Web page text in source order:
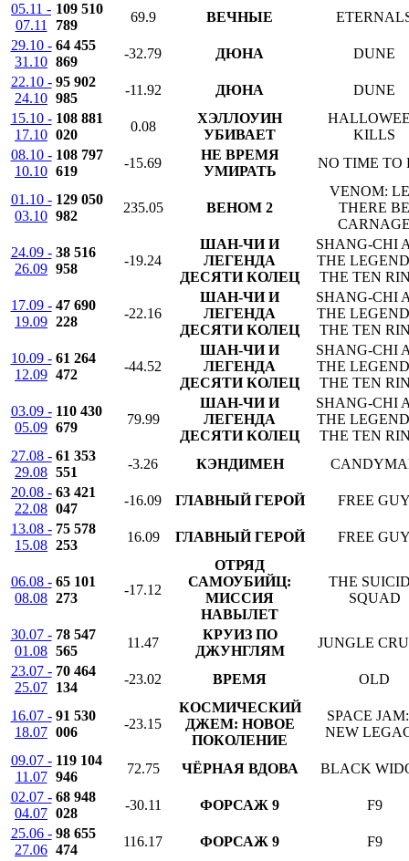
05.11 -
07.11
109 510
789
69.9 ВЕЧНЫЕ
29.10 -
31.10
64 455
869
-32.79 ДЮНА
DUNE
22.10 -
24.10
95 902
985
-11.92 ДЮНА
DUNE
15.10 -
17.10
108 881
020
0.08
ХЭЛЛОУИН
УБИВАЕТ
KILLS
08.10 -
10.10
108 797
619
-15.69
НЕ ВРЕМЯ
УМИРАТЬ
NO TIME TO
01.10 -
03.10
129 050
982
235.05 ВЕНОМ 2
VENOM:
THERE BE
24.09 -
26.09
38 516
958
-19.24
ШАН-ЧИ И
ЛЕГЕНДА
ДЕСЯТИ КОЛЕЦ
SHANG-CHI
THE
THE TEN
17.09 -
19.09
47 690
228
-22.16
ШАН-ЧИ И
ЛЕГЕНДА
ДЕСЯТИ КОЛЕЦ
SHANG-CHI
THE
THE TEN
10.09 -
12.09
61 264
472
-44.52
ШАН-ЧИ И
ЛЕГЕНДА
ДЕСЯТИ КОЛЕЦ
SHANG-CHI
THE
THE TEN
03.09 -
05.09
110 430
679
79.99
ШАН-ЧИ И
ЛЕГЕНДА
ДЕСЯТИ КОЛЕЦ
SHANG-CHI
THE
THE TEN
27.08 -
29.08
61 353
551
-3.26 КЭНДИМЕН
20.08 -
22.08
63 421
047
-16.09 ГЛАВНЫЙ ГЕРОЙ
FREE
13.08 -
15.08
75 578
253
16.09 ГЛАВНЫЙ ГЕРОЙ FREE
06.08 -
08.08
65 101
273
-17.12
ОТРЯД
САМОУБИЙЦ:
МИССИЯ
НАВЫЛЕТ
THE
SQUAD
30.07 -
01.08
78 547
565
11.47
КРУИЗ ПО
ДЖУНГЛЯМ
JUNGLE
23.07 -
25.07
70 464
134
-23.02 ВРЕМЯ OLD
16.07 -
18.07
91 530
006
-23.15
КОСМИЧЕСКИЙ
ДЖЕМ: НОВОЕ
ПОКОЛЕНИЕ
SPACE
NEW
09.07 -
11.07
119 104
946
72.75 ЧЁРНАЯ ВДОВА
BLACK
02.07 -
04.07
68 948
028
-30.11 ФОРСАЖ 9
F9
25.06 -
27.06
98 655
474
116.17 ФОРСАЖ 9 F9